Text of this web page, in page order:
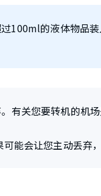
100ml的液体物品
有关您要转机的机
能会让您主动丢弃，